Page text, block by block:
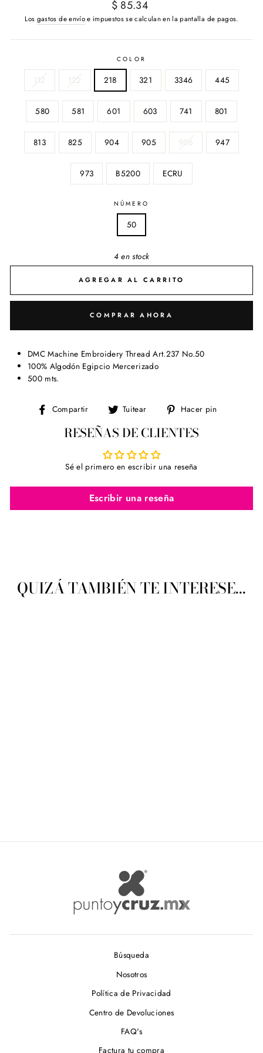
Precio
habitual
$ 85.34
Los gastos de envíoe impuestos se calculan en la pantalla de pagos.
COLOR
112 122 218 321 3346 445
580 581 601 603 741 801
813 825 904 905 906 947
973 B5200 ECRU
NÚMERO
50
4 en stock
AGREGAR AL CARRITO
COMPRAR AHORA
DMC Machine Embroidery Thread Art.237 No.50
100% Algodón Egipcio Mercerizado
500 mts.
Compartir
Compartir
Facebook
Tuitear
Tuitear
Twitter
Hacer pin
RESEÑAS DE CLIENTES
Sé el primero en escribir una reseña
Escribir una reseña
QUIZÁ TAMBIÉN TE INTERESE...
Búsqueda
Nosotros
Política de Privacidad
Centro de Devoluciones
FAQ's
Factura tu compra